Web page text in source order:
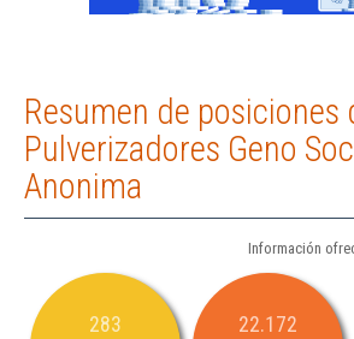
Resumen de posiciones
Pulverizadores Geno
Anonima
Información
283 22.172